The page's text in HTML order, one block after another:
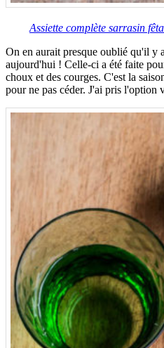
Assiette complète sarrasin
On en aurait presque oublié qu'il y
aujourd'hui ! Celle-ci a été faite
choux et des courges. C'est la
pour ne pas céder. J'ai pris l'option